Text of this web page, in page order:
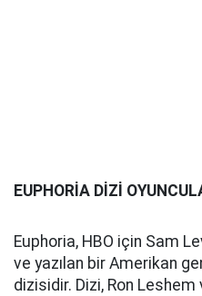
EUPHORİA DİZİ
Euphoria, HBO için Sam
ve yazılan bir Amerikan
dizisidir. Dizi, Ron